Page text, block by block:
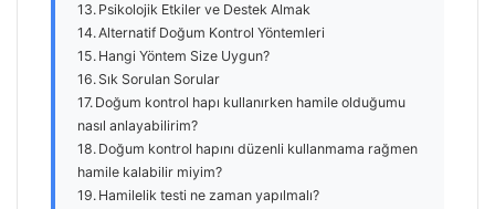
Psikolojik Etkiler ve Destek Almak
Alternatif Doğum Kontrol Yöntemleri
Hangi Yöntem Size Uygun?
Sık Sorulan Sorular
Doğum kontrol hapı kullanırken hamile olduğumu
nasıl anlayabilirim?
Doğum kontrol hapını düzenli kullanmama rağmen
hamile kalabilir miyim?
Hamilelik testi ne zaman yapılmalı?